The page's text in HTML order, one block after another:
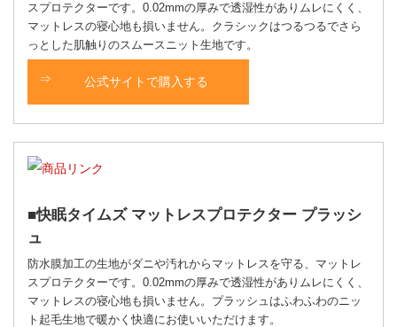
スプロテクターです。0.02mmの厚みで透湿性がありムレにくく、
マットレスの寝心地も損いません。クラシックはつるつるでさら
っとした肌触りのスムースニット生地です。
公式サイトで購入する
快眠タイムズ マットレスプロテクター プラッシ
ュ
防水膜加工の生地がダニや汚れからマットレスを守る、マットレ
スプロテクターです。0.02mmの厚みで透湿性がありムレにくく、
マットレスの寝心地も損いません。プラッシュはふわふわのニッ
ト起毛生地で暖かく快適にお使いいただけます。